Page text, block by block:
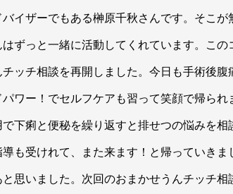
イザーでもある榊原千秋さんです。そこ
ずっと一緒に活動してくれています。こ
ッチ相談を再開しました。今日も手術後
ワー！でセルフケアも習って笑顔で帰ら
下痢と便秘を繰り返すと排せつの悩みを
導も受けれて、また来ます！と帰っていき
思いました。次回のおまかせうんチッチ相